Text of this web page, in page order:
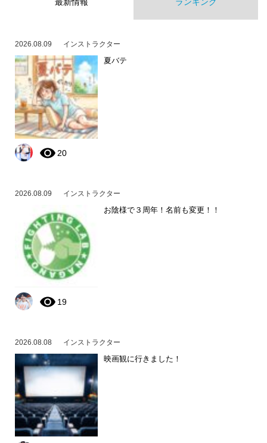
最新情報 ランキング
2026.08.09 インストラクター
夏バテ
20
2026.08.09 インストラクター
お陰様で３周年！名前も変更！！
19
2026.08.08 インストラクター
映画観に行きました！